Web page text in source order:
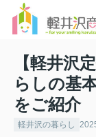
【軽井沢
らしの基
をご紹介
軽井沢の暮らし